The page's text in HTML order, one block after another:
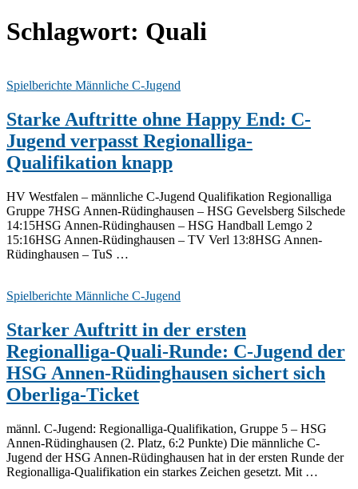
Schlagwort: Quali
Spielberichte Männliche C-Jugend
Starke Auftritte ohne Happy End: C-
Jugend verpasst Regionalliga-
Qualifikation knapp
HV Westfalen – männliche C-Jugend Qualifikation Regionalliga
Gruppe 7HSG Annen-Rüdinghausen – HSG Gevelsberg Silschede
14:15HSG Annen-Rüdinghausen – HSG Handball Lemgo 2
15:16HSG Annen-Rüdinghausen – TV Verl 13:8HSG Annen-
Rüdinghausen – TuS …
Spielberichte Männliche C-Jugend
Starker Auftritt in der ersten
Regionalliga-Quali-Runde: C-Jugend der
HSG Annen-Rüdinghausen sichert sich
Oberliga-Ticket
männl. C-Jugend: Regionalliga-Qualifikation, Gruppe 5 – HSG
Annen-Rüdinghausen (2. Platz, 6:2 Punkte) Die männliche C-
Jugend der HSG Annen-Rüdinghausen hat in der ersten Runde der
Regionalliga-Qualifikation ein starkes Zeichen gesetzt. Mit …